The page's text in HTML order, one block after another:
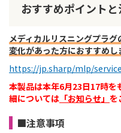
おすすめポイント
メディカルリスニングプラ
変化があった方におすすめし
https://jp.sharp/mlp/
本製品は本年6月23日17時を
細については 「お知らせ」 を
■注意事項